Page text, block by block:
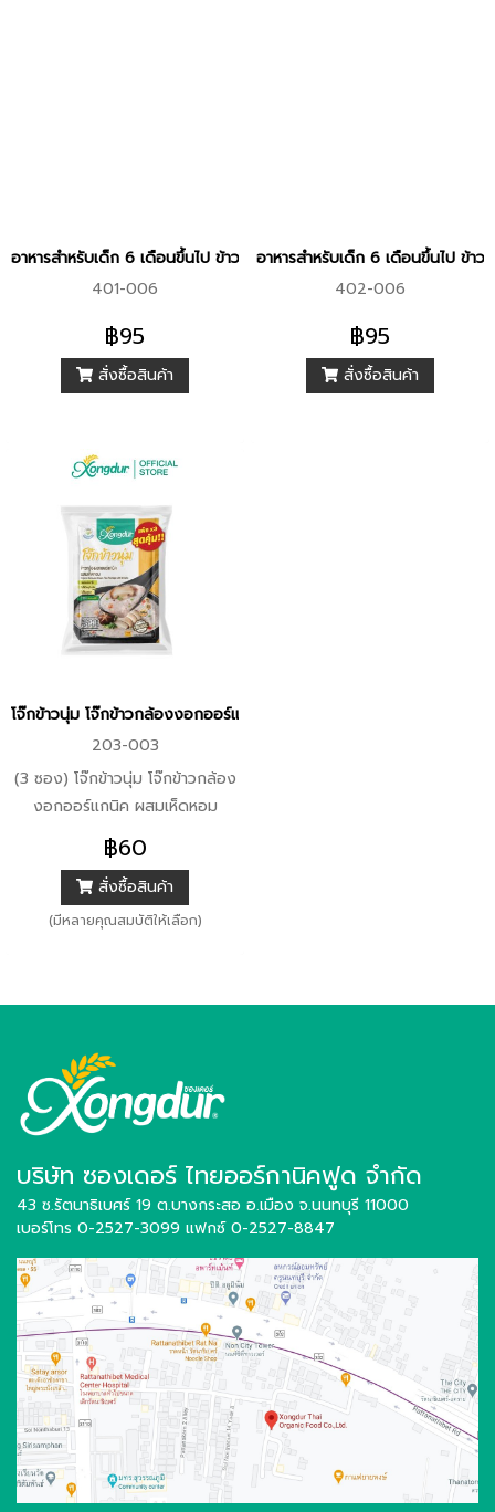
อาหารสำหรับเด็ก 6 เดือนขึ้นไป ข้าวกล้องงอกบด ผสมกล้วยและฟักทอง
401-006
฿95
สั่งซื้อสินค้า
อาหารสำหรับเด็ก 6 เดือนขึ้นไป ข้
402-006
฿95
สั่งซื้อสินค้า
โจ๊กข้าวนุ่ม โจ๊กข้าวกล้องงอกออร์แกนิค ผสมเห็ดหอม (ขนาด 30 กรัม)
203-003
(3 ซอง) โจ๊กข้าวนุ่ม โจ๊กข้าวกล้อง
งอกออร์แกนิค ผสมเห็ดหอม
(ขนาด 30 กรัม) Xongdur ซองเด
อร์
฿60
สั่งซื้อสินค้า
(มีหลายคุณสมบัติให้เลือก)
บริษัท ซองเดอร์ ไทยออร์กานิคฟูด จำกัด
43 ซ.รัตนาธิเบศร์ 19 ต.บางกระสอ อ.เมือง จ.นนทบุรี 11000
เบอร์โทร 0-2527-3099 แฟกซ์ 0-2527-8847